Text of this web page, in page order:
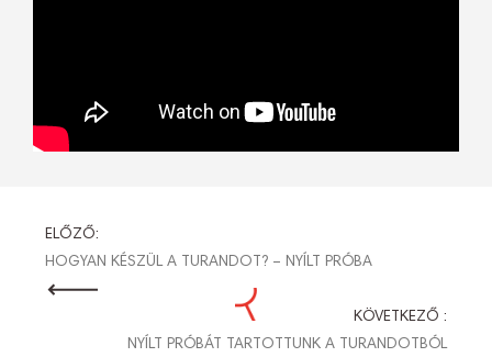
BEJEGYZÉS
NAVIGÁCIÓ
ELŐZŐ:
HOGYAN KÉSZÜL A TURANDOT? – NYÍLT PRÓBA
KÖVETKEZŐ :
NYÍLT PRÓBÁT TARTOTTUNK A TURANDOTBÓL